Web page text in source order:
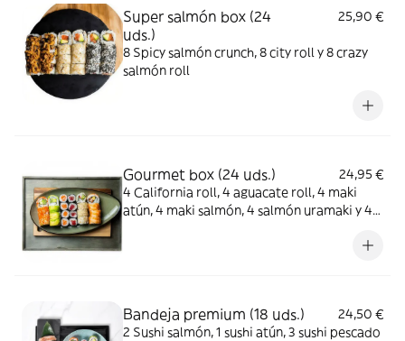
Super salmón box (24
uds.)
25,90 €
8 Spicy salmón crunch, 8 city roll y 8 crazy
salmón roll
Gourmet box (24 uds.)
24,95 €
4 California roll, 4 aguacate roll, 4 maki
atún, 4 maki salmón, 4 salmón uramaki y 4
Bandeja premium (18 uds.)
24,50 €
2 Sushi salmón, 1 sushi atún, 3 sushi pescado